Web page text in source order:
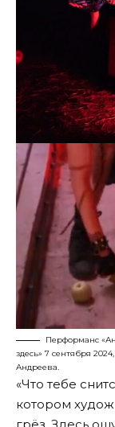
Перформанс
здесь» 7 сентября
Андреева.
«Что тебе
котором